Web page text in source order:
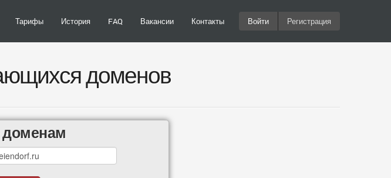
Тарифы История FAQ Вакансии Контакты Войти Регистрация
доменов
доменам